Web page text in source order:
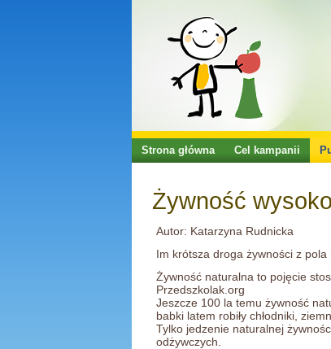
Strona główna Cel kampanii
Żywność
Autor: Katarzyna Rudnicka
Im krótsza droga żywności z pola
Żywność naturalna to pojęcie
Przedszkolak.org
Jeszcze 100 la temu żywność
babki latem robiły chłodniki,
Tylko jedzenie naturalnej
odżywczych.